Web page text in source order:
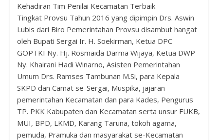
Kehadiran Tim Penilai Kecamatan Terbaik
Tingkat Provsu Tahun 2016 yang dipimpin Drs. Aswin
Lubis dari Biro Pemerintahan Provsu disambut hangat
oleh Bupati Sergai Ir. H. Soekirman, Ketua DPC
GOPTKI Ny. Hj. Rosmaida Darma Wijaya, Ketua DWP
Ny. Khairani Hadi Winarno, Asisten Pemerintahan
Umum Drs. Ramses Tambunan M.Si, para Kepala
SKPD dan Camat se-Sergai, Muspika, jajaran
pemerintahan Kecamatan dan para Kades, Pengurus
TP. PKK Kabupaten dan Kecamatan serta unsur FUKB,
MUI, BPD, LKMD, Karang Taruna, tokoh agama,
pemuda, Pramuka dan masyarakat se-Kecamatan